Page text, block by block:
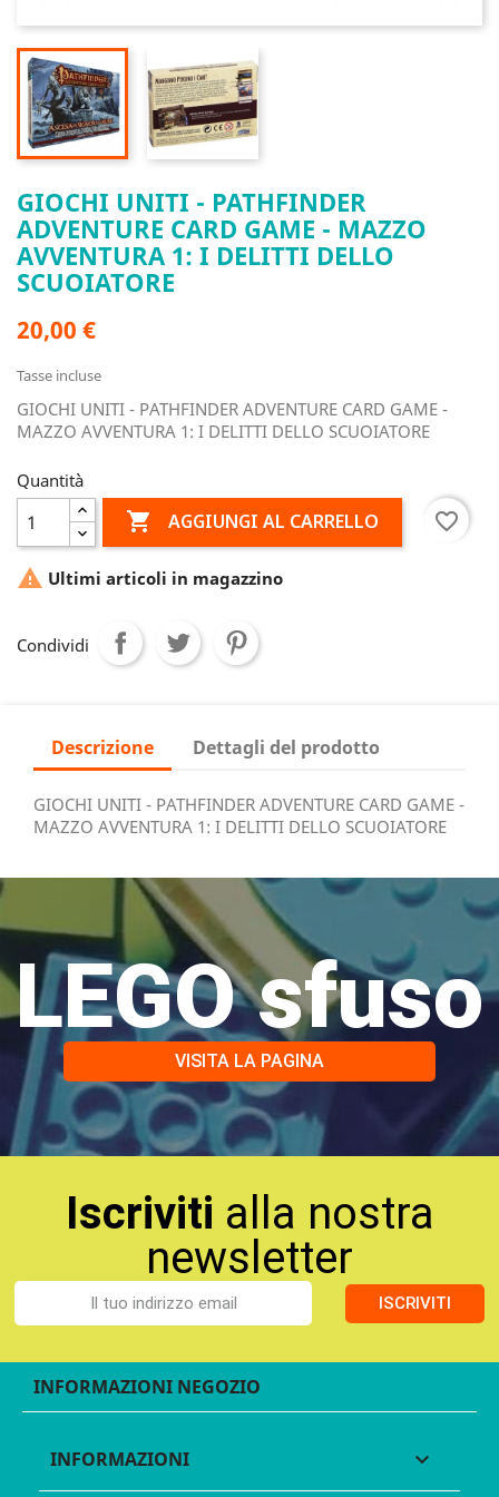
GIOCHI UNITI - PATHFINDER
ADVENTURE CARD GAME - MAZZO
AVVENTURA 1: I DELITTI DELLO
SCUOIATORE
20,00 €
Tasse incluse
GIOCHI UNITI - PATHFINDER ADVENTURE CARD GAME -
MAZZO AVVENTURA 1: I DELITTI DELLO SCUOIATORE
Quantità
 AGGIUNGI AL CARRELLO favorite_border
 Ultimi articoli in magazzino
Condividi
Descrizione Dettagli del prodotto
GIOCHI UNITI - PATHFINDER ADVENTURE CARD GAME -
MAZZO AVVENTURA 1: I DELITTI DELLO SCUOIATORE
LEGO sfuso
VISITA LA PAGINA
Iscriviti alla nostra
newsletter
ISCRIVITI
INFORMAZIONI NEGOZIO
INFORMAZIONI 